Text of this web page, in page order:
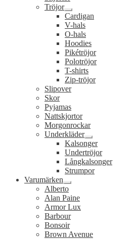
Tröjor
Expandera
undermeny
Cardigan
V-hals
O-hals
Hoodies
Pikétröjor
Polotröjor
T-shirts
Zip-tröjor
Slipover
Skor
Pyjamas
Nattskjortor
Morgonrockar
Underkläder
Expandera
undermeny
Kalsonger
Undertröjor
Långkalsonger
Strumpor
Varumärken
Expandera
undermeny
Alberto
Alan Paine
Armor Lux
Barbour
Bonsoir
Brown Avenue